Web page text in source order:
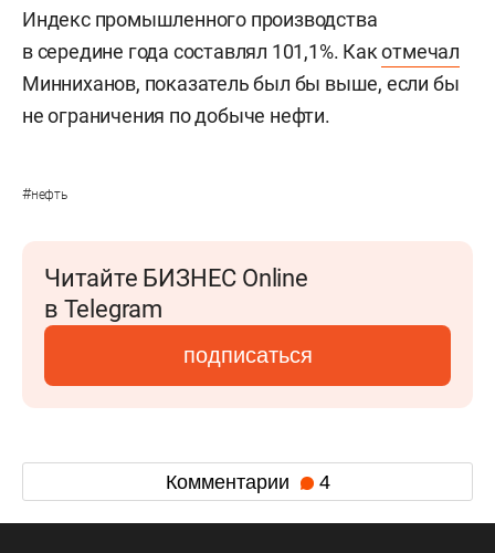
Индекс промышленного производства
в середине года составлял 101,1%. Какотмечал
Минниханов, показатель был бы выше, если бы
не ограничения по добыче нефти.
#нефть
Читайте БИЗНЕС Online
в Telegram
подписаться
Комментарии 4